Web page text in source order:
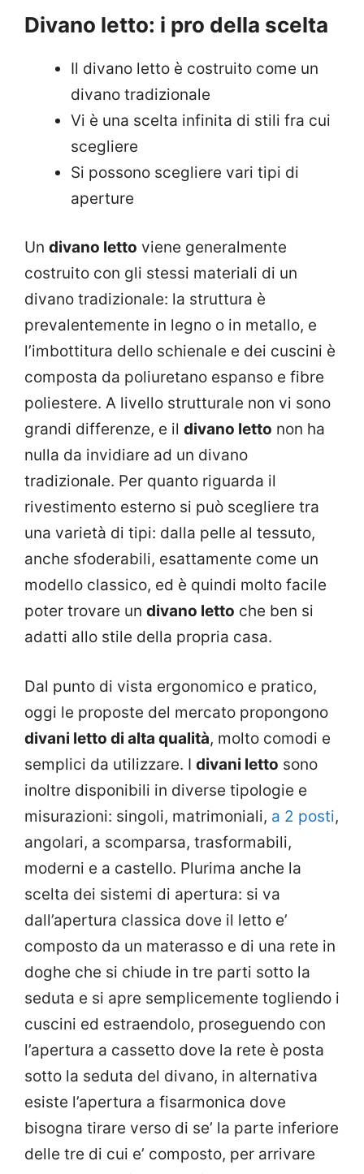
Divano letto: i pro della scelta
Il divano letto è costruito come un
divano tradizionale
Vi è una scelta infinita di stili fra cui
scegliere
Si possono scegliere vari tipi di
aperture
Un divano letto viene generalmente
costruito con gli stessi materiali di un
divano tradizionale: la struttura è
prevalentemente in legno o in metallo, e
l’imbottitura dello schienale e dei cuscini è
composta da poliuretano espanso e fibre
poliestere. A livello strutturale non vi sono
grandi differenze, e il divano letto non ha
nulla da invidiare ad un divano
tradizionale. Per quanto riguarda il
rivestimento esterno si può scegliere tra
una varietà di tipi: dalla pelle al tessuto,
anche sfoderabili, esattamente come un
modello classico, ed è quindi molto facile
poter trovare un divano letto che ben si
adatti allo stile della propria casa.
Dal punto di vista ergonomico e pratico,
oggi le proposte del mercato propongono
divani letto di alta qualità, molto comodi e
semplici da utilizzare. I divani letto sono
inoltre disponibili in diverse tipologie e
misurazioni: singoli, matrimoniali, a 2 posti,
angolari, a scomparsa, trasformabili,
moderni e a castello. Plurima anche la
scelta dei sistemi di apertura: si va
dall’apertura classica dove il letto e’
composto da un materasso e di una rete in
doghe che si chiude in tre parti sotto la
seduta e si apre semplicemente togliendo i
cuscini ed estraendolo, proseguendo con
l’apertura a cassetto dove la rete è posta
sotto la seduta del divano, in alternativa
esiste l’apertura a fisarmonica dove
bisogna tirare verso di se’ la parte inferiore
delle tre di cui e’ composto, per arrivare